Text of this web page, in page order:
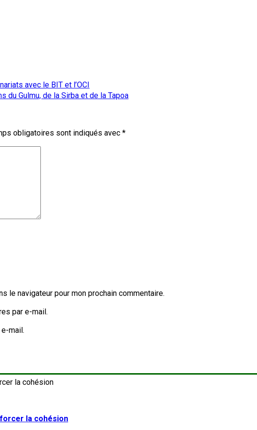
avec le BIT et l’OCI
du Gulmu, de la Sirba et de la Tapoa
obligatoires sont indiqués avec *
le navigateur pour mon prochain commentaire.
par e-mail.
mail.
la cohésion